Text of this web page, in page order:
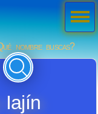
nombre buscas?
Iajín
Men
ú